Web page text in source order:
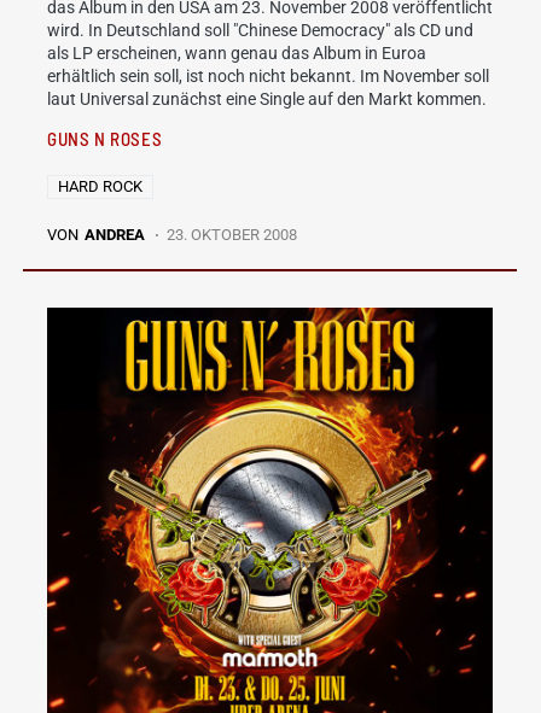
das Album in den USA am 23. November 2008 veröffentlicht
wird. In Deutschland soll "Chinese Democracy" als CD und
als LP erscheinen, wann genau das Album in Euroa
erhältlich sein soll, ist noch nicht bekannt. Im November soll
laut Universal zunächst eine Single auf den Markt kommen.
GUNS N ROSES
HARD ROCK
VON ANDREA 23. OKTOBER 2008